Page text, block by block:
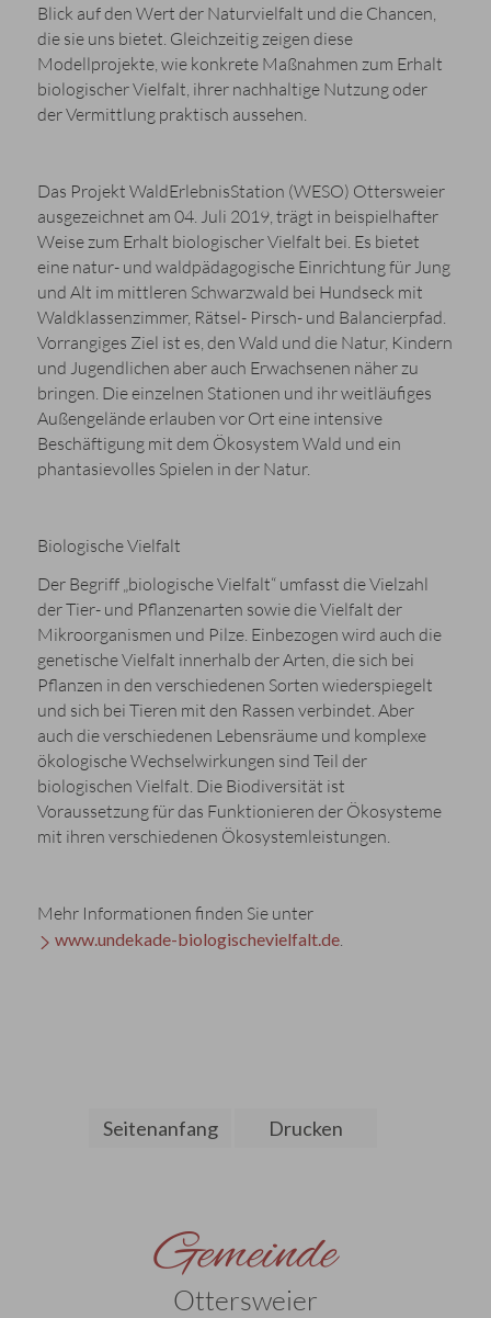
Blick auf den Wert der Naturvielfalt und die Chancen,
die sie uns bietet. Gleichzeitig zeigen diese
Modellprojekte, wie konkrete Maßnahmen zum Erhalt
biologischer Vielfalt, ihrer nachhaltige Nutzung oder
der Vermittlung praktisch aussehen.
Das Projekt WaldErlebnisStation (WESO) Ottersweier
ausgezeichnet am 04. Juli 2019, trägt in beispielhafter
Weise zum Erhalt biologischer Vielfalt bei. Es bietet
eine natur- und waldpädagogische Einrichtung für Jung
und Alt im mittleren Schwarzwald bei Hundseck mit
Waldklassenzimmer, Rätsel- Pirsch- und Balancierpfad.
Vorrangiges Ziel ist es, den Wald und die Natur, Kindern
und Jugendlichen aber auch Erwachsenen näher zu
bringen. Die einzelnen Stationen und ihr weitläufiges
Außengelände erlauben vor Ort eine intensive
Beschäftigung mit dem Ökosystem Wald und ein
phantasievolles Spielen in der Natur.
Biologische Vielfalt
Der Begriff „biologische Vielfalt“ umfasst die Vielzahl
der Tier- und Pflanzenarten sowie die Vielfalt der
Mikroorganismen und Pilze. Einbezogen wird auch die
genetische Vielfalt innerhalb der Arten, die sich bei
Pflanzen in den verschiedenen Sorten wiederspiegelt
und sich bei Tieren mit den Rassen verbindet. Aber
auch die verschiedenen Lebensräume und komplexe
ökologische Wechselwirkungen sind Teil der
biologischen Vielfalt. Die Biodiversität ist
Voraussetzung für das Funktionieren der Ökosysteme
mit ihren verschiedenen Ökosystemleistungen.
Mehr Informationen finden Sie unter
www.undekade-biologischevielfalt.de.
Seitenanfang Drucken
Gemeinde
Ottersweier